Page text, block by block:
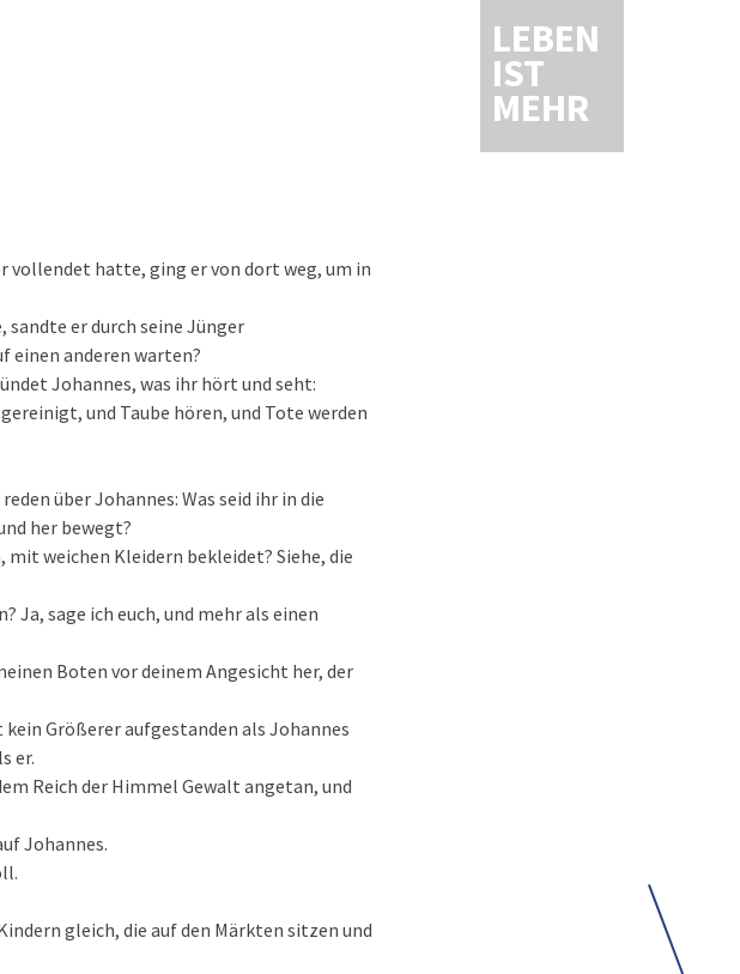
LEBEN
IST
MEHR
vollendet hatte, ging er von dort weg, um in
sandte er durch seine Jünger
einen anderen warten?
Johannes, was ihr hört und seht:
und Taube hören, und Tote werden
über Johannes: Was seid ihr in die
her bewegt?
mit weichen Kleidern bekleidet? Siehe, die
Ja, sage ich euch, und mehr als einen
Boten vor deinem Angesicht her, der
kein Größerer aufgestanden als Johannes
er.
Reich der Himmel Gewalt angetan, und
Johannes.
gleich, die auf den Märkten sitzen und